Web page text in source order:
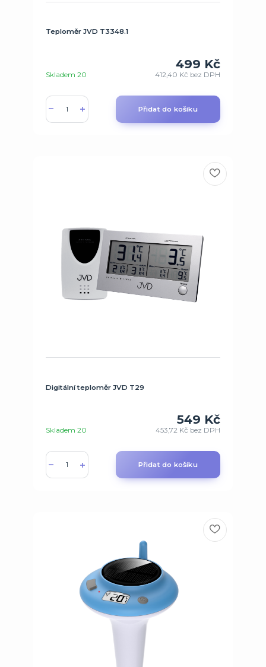
Teploměr JVD T3348.1
499 Kč
412,40 Kč bez DPH
Skladem 20
Přidat do košíku
Digitální teploměr JVD T29
549 Kč
453,72 Kč bez DPH
Skladem 20
Přidat do košíku